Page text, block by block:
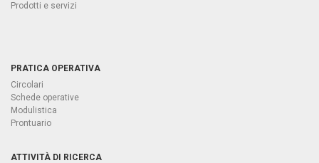
Prodotti e servizi
PRATICA OPERATIVA
Circolari
Schede operative
Modulistica
Prontuario
ATTIVITÀ DI RICERCA